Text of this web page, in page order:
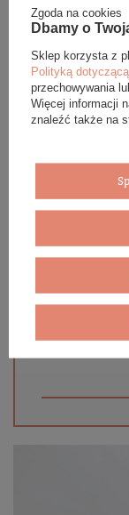
GWARANCJA
ZADAJ PYTANIE
Biżuterię i
BOVEM
każdego
ekologicznej
Zgoda na cookies
Dbamy o
Sklep korzysta z
Polityką
przechowywania
Więcej informacji
znaleźć także na